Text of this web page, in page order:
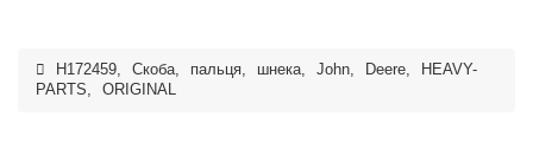
H172459, Скоба, пальця, шнека, John, Deere,
HEAVY-
PARTS, ORIGINAL